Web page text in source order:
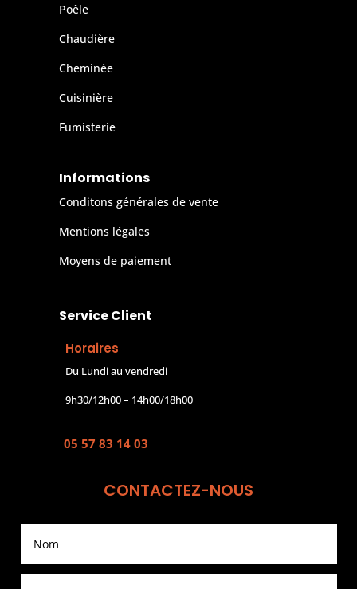
Poêle
Chaudière
Cheminée
Cuisinière
Fumisterie
Informations
Conditons générales de vente
Mentions légales
Moyens de paiement
Service Client
Horaires
Du Lundi au vendredi
9h30/12h00 – 14h00/18h00
05 57 83 14 03
CONTACTEZ-NOUS